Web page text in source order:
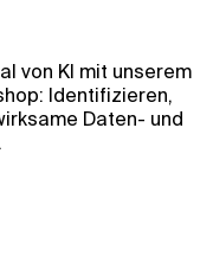
von KI mit unserem
Identifizieren,
Daten- und